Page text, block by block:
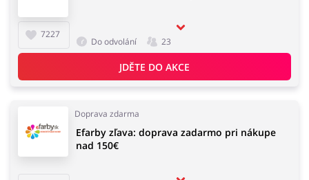
Knihy, filmy, hry a hudba
7227
Do odvolání 23
JDĚTE DO AKCE
Doprava zdarma
Efarby zľava: doprava zadarmo pri nákupe
nad 150€